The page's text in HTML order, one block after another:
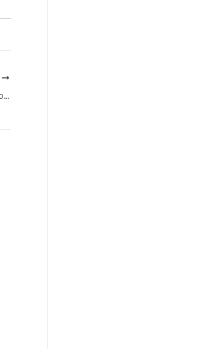
Lotofácil: concurso 3708 e números sorteados de hoje